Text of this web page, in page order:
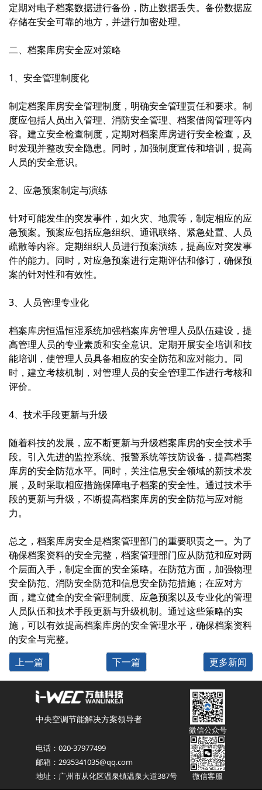
定期对电子档案数据进行备份，防止数据丢失。备份数据应
存储在安全可靠的地方，并进行加密处理。
二、档案库房安全应对策略
1、安全管理制度化
制定档案库房安全管理制度，明确安全管理责任和要求。制
度应包括人员出入管理、消防安全管理、档案借阅管理等内
容。建立安全检查制度，定期对档案库房进行安全检查，及
时发现并整改安全隐患。同时，加强制度宣传和培训，提高
人员的安全意识。
2、应急预案制定与演练
针对可能发生的突发事件，如火灾、地震等，制定相应的应
急预案。预案应包括应急组织、通讯联络、紧急处置、人员
疏散等内容。定期组织人员进行预案演练，提高应对突发事
件的能力。同时，对应急预案进行定期评估和修订，确保预
案的针对性和有效性。
3、人员管理专业化
档案库房恒温恒湿系统加强档案库房管理人员队伍建设，提
高管理人员的专业素质和安全意识。定期开展安全培训和技
能培训，使管理人员具备相应的安全防范和应对能力。同
时，建立考核机制，对管理人员的安全管理工作进行考核和
评价。
4、技术手段更新与升级
随着科技的发展，应不断更新与升级档案库房的安全技术手
段。引入先进的监控系统、报警系统等技防设备，提高档案
库房的安全防范水平。同时，关注信息安全领域的新技术发
展，及时采取相应措施保障电子档案的安全性。通过技术手
段的更新与升级，不断提高档案库房的安全防范与应对能
力。
总之，档案库房安全是档案管理部门的重要职责之一。为了
确保档案资料的安全完整，档案管理部门应从防范和应对两
个层面入手，制定全面的安全策略。在防范方面，加强物理
安全防范、消防安全防范和信息安全防范措施；在应对方
面，建立健全的安全管理制度、应急预案以及专业化的管理
人员队伍和技术手段更新与升级机制。通过这些策略的实
施，可以有效提高档案库房的安全管理水平，确保档案资料
的安全与完整。
上一篇
下一篇 更多新闻
中央空调节能解决方案领导者
电话：020-37977499
邮箱：2935341035@qq.com
地址：广州市从化区温泉镇温泉大道387号
微信公众号
微信客服